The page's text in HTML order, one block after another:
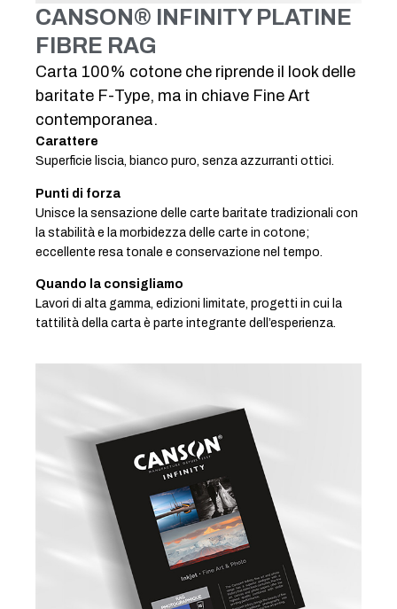
CANSON® INFINITY PLATINE
FIBRE RAG
Carta 100% cotone che riprende il look delle
baritate F-Type, ma in chiave Fine Art
contemporanea.
Carattere
Superficie liscia, bianco puro, senza azzurranti ottici.
Punti di forza
Unisce la sensazione delle carte baritate tradizionali con
la stabilità e la morbidezza delle carte in cotone;
eccellente resa tonale e conservazione nel tempo.
Quando la consigliamo
Lavori di alta gamma, edizioni limitate, progetti in cui la
tattilità della carta è parte integrante dell’esperienza.